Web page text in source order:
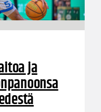
ja